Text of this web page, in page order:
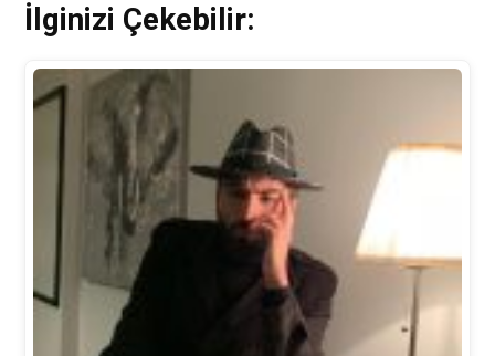
İlginizi Çekebilir: